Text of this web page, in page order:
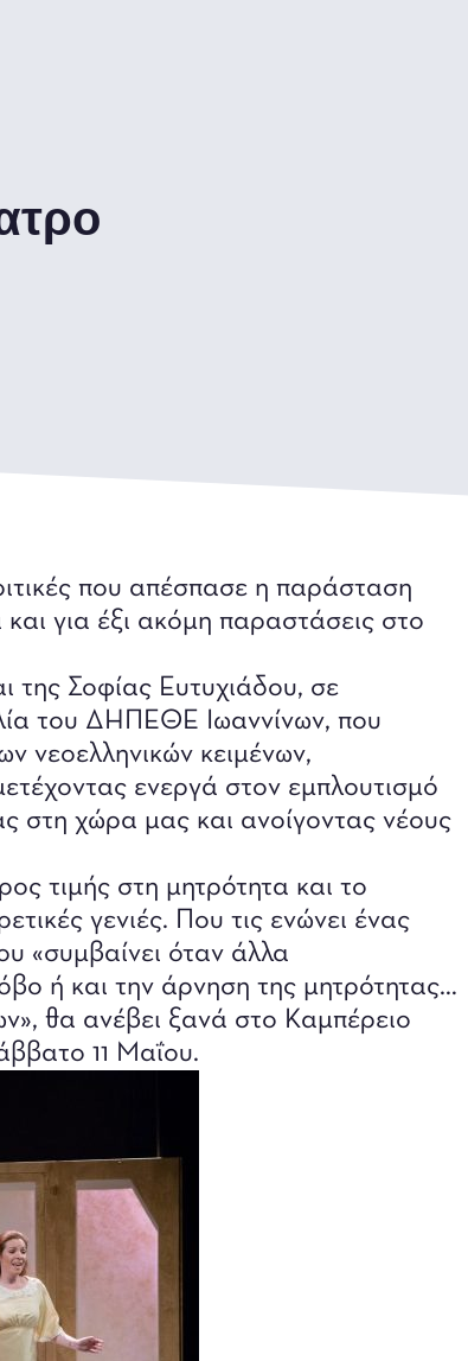
που απέσπασε η παράσταση
για έξι ακόμη παραστάσεις στο
της Σοφίας Ευτυχιάδου, σε
του ΔΗΠΕΘΕ Ιωαννίνων, που
νεοελληνικών κειμένων,
ενεργά στον εμπλουτισμό
στη χώρα μας και ανοίγοντας νέους
τιμής στη μητρότητα και το
γενιές. Που τις ενώνει ένας
«συμβαίνει όταν άλλα
ή και την άρνηση της μητρότητας…
θα ανέβει ξανά στο Καμπέρειο
11 Μαΐου.